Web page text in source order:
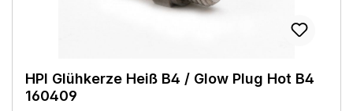
HPI Glühkerze Heiß B4 / Glow Plug Hot B4
160409